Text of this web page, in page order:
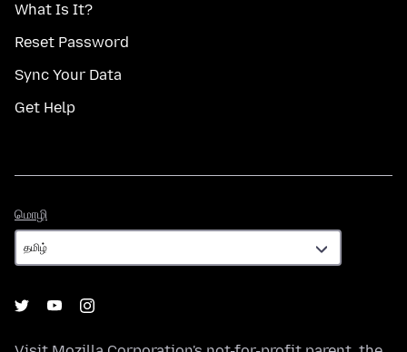
What Is It?
Reset Password
Sync Your Data
Get Help
மொழி